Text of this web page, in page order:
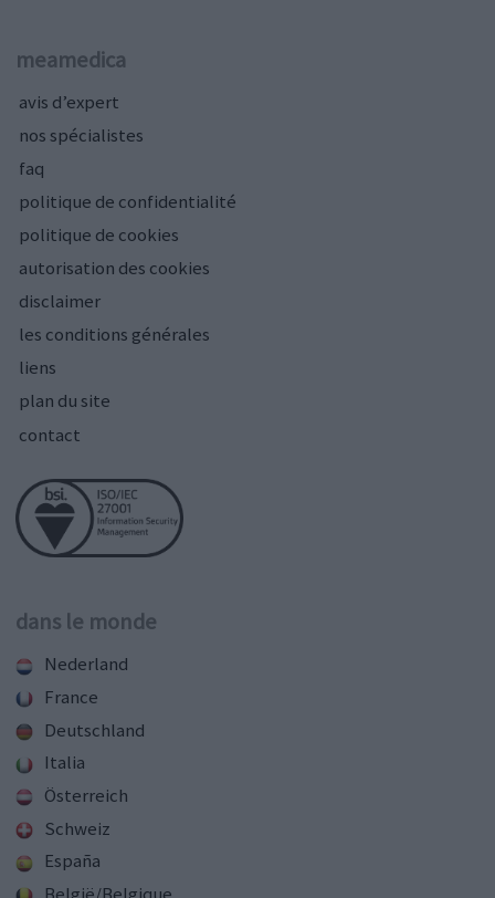
meamedica
avis d’expert
nos spécialistes
faq
politique de confidentialité
politique de cookies
autorisation des cookies
disclaimer
les conditions générales
liens
plan du site
contact
dans le monde
Nederland
France
Deutschland
Italia
Österreich
Schweiz
España